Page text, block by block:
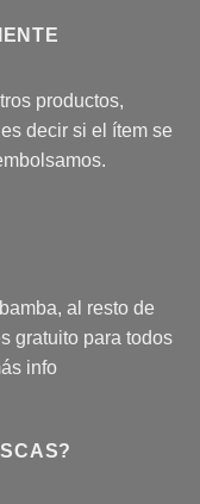
productos,
es decir si el ítem se
al resto de
gratuito para todos
info